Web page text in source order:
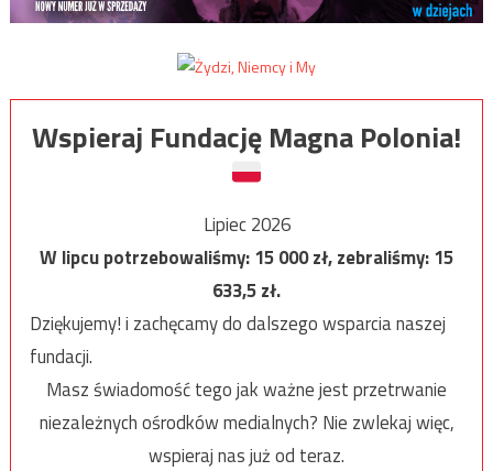
Wspieraj Fundację Magna Polonia!
Lipiec 2026
W lipcu potrzebowaliśmy:15 000zł, zebraliśmy:15
633,5zł.
Dziękujemy! i zachęcamy do dalszego wsparcia naszej
fundacji.
Masz świadomość tego jak ważne jest przetrwanie
niezależnych ośrodków medialnych? Nie zwlekaj więc,
wspieraj nas już od teraz.